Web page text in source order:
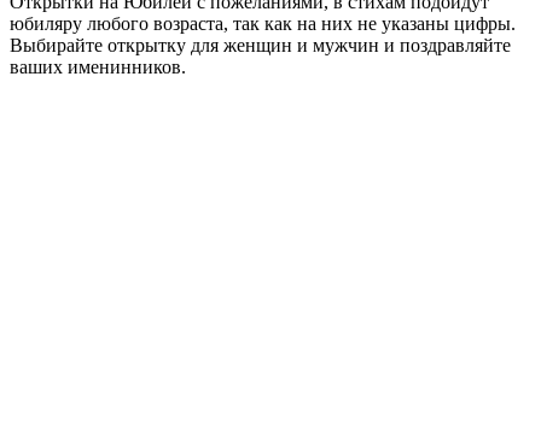
юбиляру любого возраста, так как на них не указаны цифры.
Выбирайте открытку для женщин и мужчин и поздравляйте
ваших именинников.